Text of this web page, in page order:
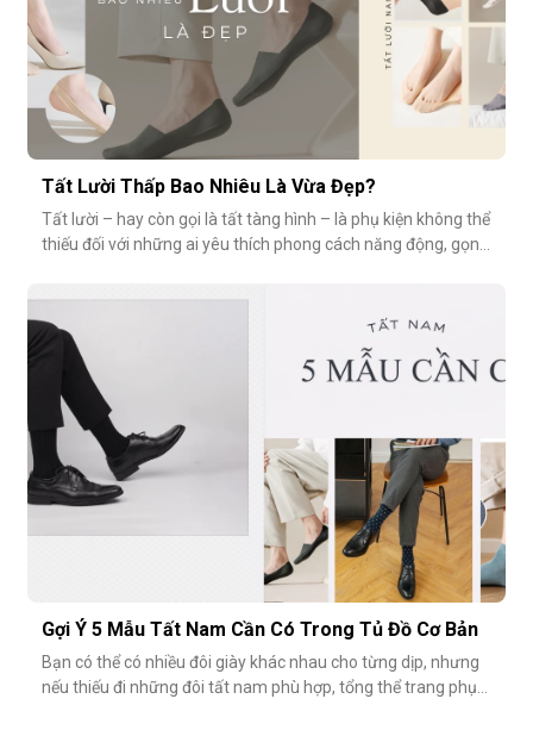
Tất Lười Thấp Bao Nhiêu Là Vừa Đẹp?
Tất lười – hay còn gọi là tất tàng hình – là phụ kiện không thể
thiếu đối với những ai yêu thích phong cách năng động, gọn
nhiêu là vừa đẹp? Nếu quá thấp, tất dễ bị tuột; nếu quá c
Gợi Ý 5 Mẫu Tất Nam Cần Có Trong Tủ Đồ Cơ Bản
Bạn có thể có nhiều đôi giày khác nhau cho từng dịp, nhưng
nếu thiếu đi những đôi tất nam phù hợp, tổng thể trang phục